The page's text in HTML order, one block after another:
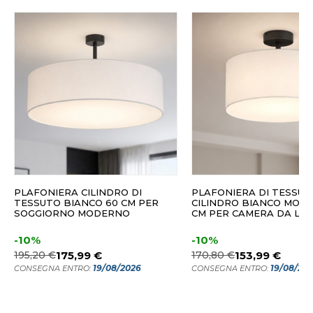
PLAFONIERA CILINDRO DI
TESSUTO BIANCO 60 CM PER
SOGGIORNO MODERNO
-10%
195,20 €175,99 €
CONSEGNA ENTRO: 19/08/2026
PLAFONIERA DI
CILINDRO BIANCO
CM PER CAMERA DA
-10%
170,80 €153,99 €
CONSEGNA ENTRO: 19/08/